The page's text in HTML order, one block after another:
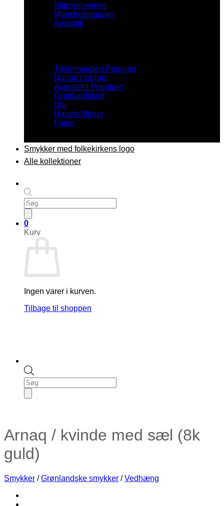
Products
search
0
Kurv
Ingen varer i kurven.
Tilbage til shoppen
Slipseklemmer
Manchetknapper
Keramik
Thulemanden
Nanoq / Isbjørn
Asavakkit
Grønlandskort
Ulu
Havets Moder
Fugle
Smykker med folkekirkens logo
Alle kollektioner
Products
search
Arnaq / kvinde med sæl (8k
guld)
Smykker / Grønlandske smykker / Vedhæng